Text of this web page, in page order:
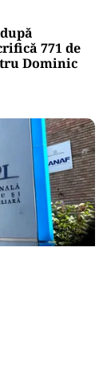
771 de
Dominic